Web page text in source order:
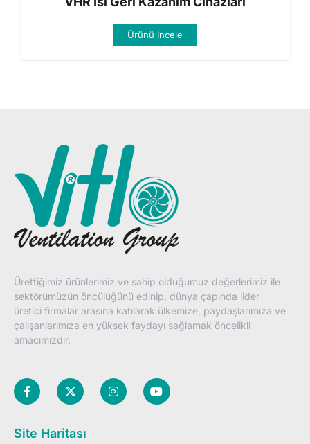
Ürünü İncele
Ürettiğimiz ürünlerimiz ve sahip olduğumuz değerlerimiz ile
sektörümüzün öncülüğünü edinip, dünya çapında lider
üretici firmalar arasına katılarak ülkemize, paydaşlarımıza ve
çalışanlarımıza en yüksek faydayı sağlamak öncelikli
amacımızdır.
Site Haritası